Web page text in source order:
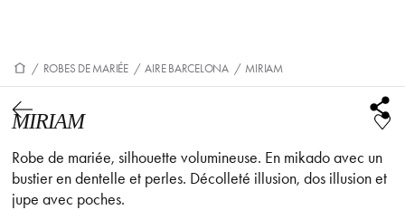
/ ROBES DE MARIÉE / AIRE BARCELONA / MIRIAM
MIRIAM
Robe de mariée, silhouette volumineuse. En mikado avec un
bustier en dentelle et perles. Décolleté illusion, dos illusion et
jupe avec poches.